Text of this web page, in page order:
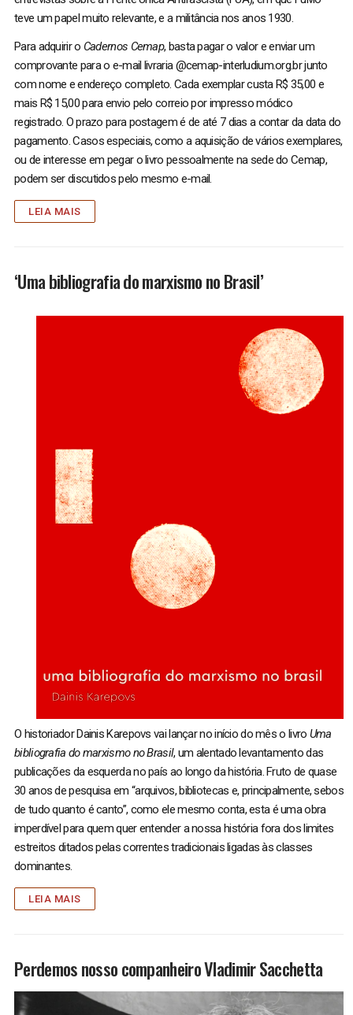
teve um papel muito relevante, e a militância nos anos 1930.
Para adquirir o Cadernos Cemap, basta pagar o valor e enviar um
comprovante para o e-mail livraria @cemap-interludium.org.br junto
com nome e endereço completo. Cada exemplar custa R$ 35,00 e
mais R$ 15,00 para envio pelo correio por impresso módico
registrado. O prazo para postagem é de até 7 dias a contar da data do
pagamento. Casos especiais, como a aquisição de vários exemplares,
ou de interesse em pegar o livro pessoalmente na sede do Cemap,
podem ser discutidos pelo mesmo e-mail.
LEIA MAIS
‘Uma bibliografia do marxismo no Brasil’
O historiador Dainis Karepovs vai lançar no início do mês o livro Uma
bibliografia do marxismo no Brasil, um alentado levantamento das
publicações da esquerda no país ao longo da história. Fruto de quase
30 anos de pesquisa em “arquivos, bibliotecas e, principalmente, sebos
de tudo quanto é canto”, como ele mesmo conta, esta é uma obra
imperdível para quem quer entender a nossa história fora dos limites
estreitos ditados pelas correntes tradicionais ligadas às classes
dominantes.
LEIA MAIS
Perdemos nosso companheiro Vladimir Sacchetta